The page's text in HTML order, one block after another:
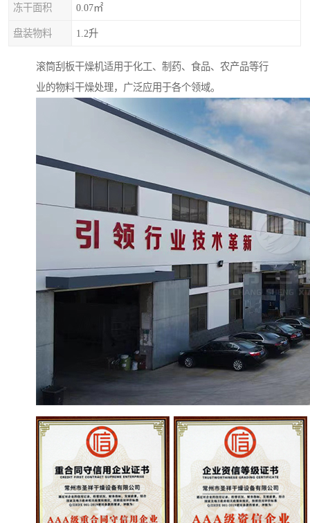
冻干面积 0.07㎡
盘装物料 1.2升
滚筒刮板干燥机适用于化工、制药、食品、农产品等行
业的物料干燥处理，广泛应用于各个领域。